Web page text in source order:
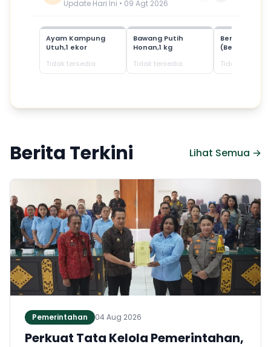
Update Hari Ini • 09 Agt 2026
Ayam Kampung
Utuh,1 ekor
Tidak tersedia
Bawang Putih
Honan,1 kg
Tidak tersedia
Beras
(Beras SPHP)
Tidak tersedia
Berita Terkini Lihat Semua →
Pemerintahan 04 Aug 2026
Perkuat Tata Kelola Pemerintahan,